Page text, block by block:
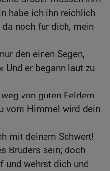
habe ich ihn reichlich
noch für dich, mein
den einen Segen,
Und er begann laut zu
von guten Feldern
vom Himmel wird dein
mit deinem Schwert!
Bruders sein; doch
und wehrst dich und